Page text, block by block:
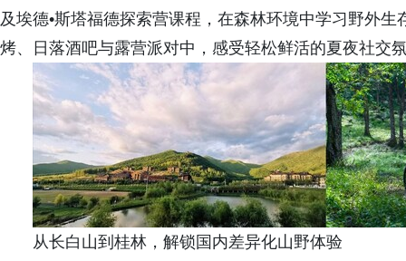
及埃德•斯塔福德探索营课程，在森林环境中学习野外
烤、日落酒吧与露营派对中，感受轻松鲜活的夏夜社交
从长白山到桂林，解锁国内差异化山野体验